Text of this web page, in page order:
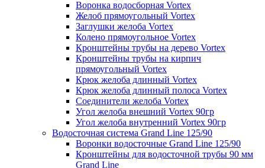
Воронка водосборная Vortex
Желоб прямоугольный Vortex
Заглушки желоба Vortex
Колено прямоугольное Vortex
Кронштейны трубы на дерево Vortex
Кронштейны трубы на кирпич
прямоугольный Vortex
Крюк желоба длинный Vortex
Крюк желоба длинный полоса Vortex
Соединители желоба Vortex
Угол желоба внешний Vortex 90гр
Угол желоба внутренний Vortex 90гр
Водосточная система Grand Line 125/90
Воронки водосточные Grand Line 125/90
Кронштейны для водосточной трубы 90 мм
Grand Line